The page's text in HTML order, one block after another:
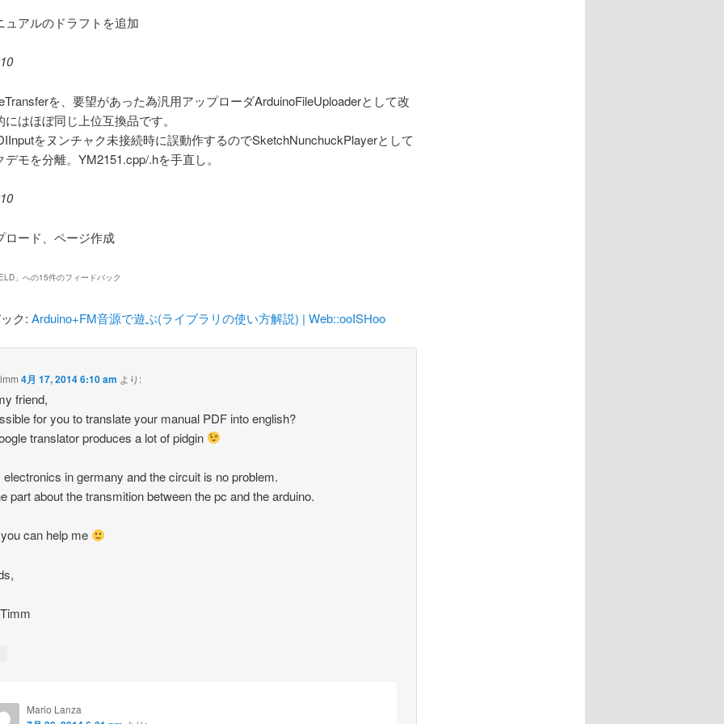
ュアルのドラフトを追加
を、要望があった為汎用アップローダArduinoFileUploaderとして改
はほぼ同じ上位互換品です。
をヌンチャク未接続時に誤動作するのでSketchNunchuckPlayerとして
モを分離。YM2151.cpp/.hを手直し。
ロード、ページ作成
」への15件のフィードバック
ク:Arduino+FM音源で遊ぶ(ライブラリの使い方解説) | Web::ooISHoo
4月 17, 2014 6:10 am より:
friend,
for you to translate your manual PDF into english?
translator produces a lot of pidgin
electronics in germany and the circuit is no problem.
part about the transmition between the pc and the arduino.
can help me
Mario Lanza